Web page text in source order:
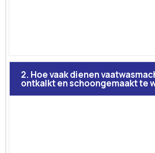
2. Hoe vaak dienen
ontkalkt en schoongemaakt te